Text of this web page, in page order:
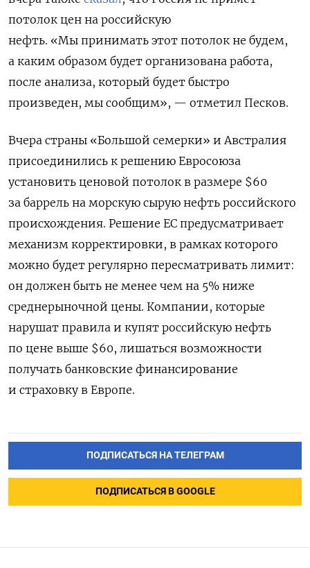
потолок цен на российскую
нефть. «Мы принимать этот потолок не будем,
а каким образом будет организована работа,
после анализа, который будет быстро
произведен, мы сообщим», — отметил Песков.
Вчера страны «Большой семерки» и Австралия
присоединились к решению Евросоюза
установить ценовой потолок в размере $60
за баррель на морскую сырую нефть российского
происхождения. Решение ЕС предусматривает
механизм корректировки, в рамках которого
можно будет регулярно пересматривать лимит:
он должен быть не менее чем на 5% ниже
среднерыночной цены. Компании, которые
нарушат правила и купят российскую нефть
по цене выше $60, лишаться возможности
получать банковские финансирование
и страховку в Европе.
ПОДПИСАТЬСЯ НА ТЕЛЕГРАМ
ПОДПИСАТЬСЯ В GOOGLE